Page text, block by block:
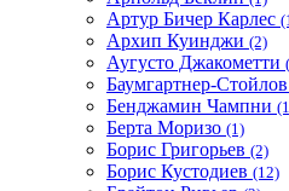
Артур Бичер Карлес
Архип Куинджи (2)
Аугусто Джакометти
Баумгартнер-Стойлов
Бенджамин Чампни
Берта Моризо (1)
Борис Григорьев (2)
Борис Кустодиев (12)